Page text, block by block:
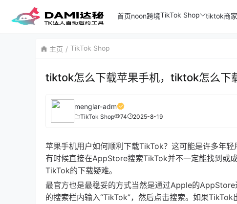
首页noon跨境TikTok Shop tiktok商
主页 TikTok Shop
tiktok怎么下载苹果手机，tiktok怎么下
menglar-adm
TikTok Shop 74 2025-8-19
苹果手机用户如何顺利下载TikTok？这可能是许多年
有时候直接在AppStore搜索TikTok并不一定能找到或
TikTok的下载疑难。
最官方也是最稳妥的方式当然是通过Apple的
的搜索栏内输入“TikTok”，然后点击搜索。如果